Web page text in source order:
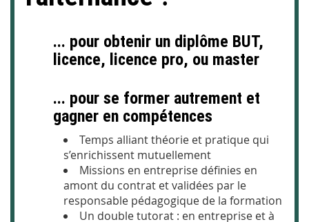
... pour obtenir un diplôme BUT,
licence, licence pro, ou master
... pour se former autrement et
gagner en compétences
Temps alliant théorie et pratique qui
s’enrichissent mutuellement
Missions en entreprise définies en
amont du contrat et validées par le
responsable pédagogique de la formation
Un double tutorat : en entreprise et à